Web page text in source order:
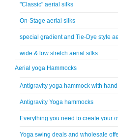
"Classic" aerial silks
On-Stage aerial silks
special gradient and Tie-Dye style
wide & low stretch aerial silks
Aerial yoga Hammocks
Antigravity yoga hammock with
Antigravity Yoga hammocks
Everything you need to create your
Yoga swing deals and wholesale